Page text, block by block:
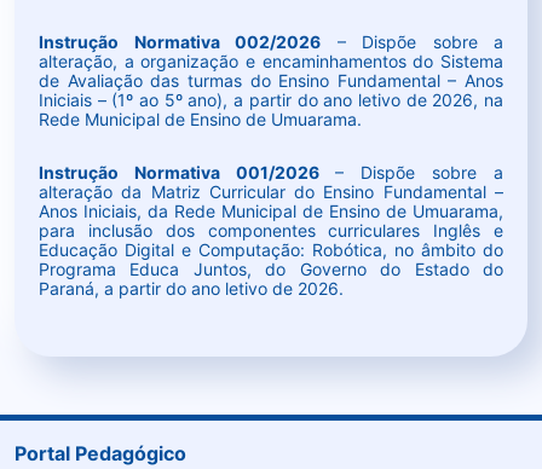
Instrução Normativa 002/2026 – Dispõe sobre a
alteração, a organização e encaminhamentos do Sistema
de Avaliação das turmas do Ensino Fundamental – Anos
Iniciais – (1º ao 5º ano), a partir do ano letivo de 2026, na
Rede Municipal de Ensino de Umuarama.
Instrução Normativa 001/2026 – Dispõe sobre a
alteração da Matriz Curricular do Ensino Fundamental –
Anos Iniciais, da Rede Municipal de Ensino de Umuarama,
para inclusão dos componentes curriculares Inglês e
Educação Digital e Computação: Robótica, no âmbito do
Programa Educa Juntos, do Governo do Estado do
Paraná, a partir do ano letivo de 2026.
Portal Pedagógico